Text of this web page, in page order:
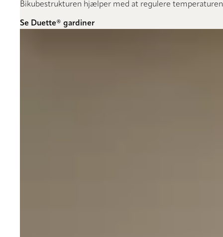
Bikubestrukturen hjælper med at regulere
Se Duette® gardiner